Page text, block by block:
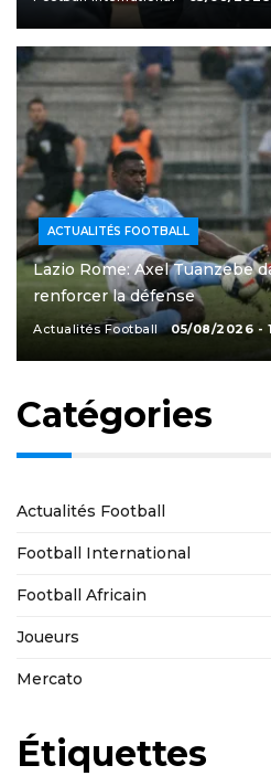
ACTUALITÉS FOOTBALL
Lazio Rome: Axel Tuanzebe
renforcer la défense
Actualités Football 05/08/2026 -
Catégories
Actualités Football
Football International
Football Africain
Joueurs
Mercato
Étiquettes